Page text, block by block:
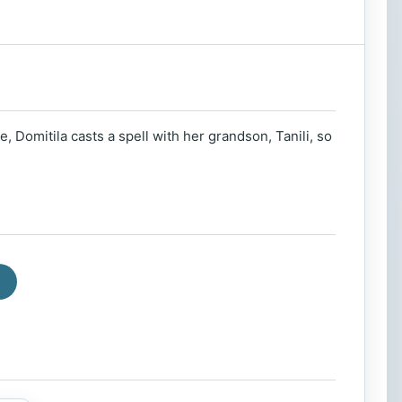
Domitila casts a spell with her grandson, Tanili, so